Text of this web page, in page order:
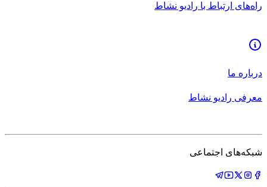
راه‌های ارتباط با رادیو نشاط
درباره ما
معرفی رادیو نشاط
شبکه‌های اجتماعی